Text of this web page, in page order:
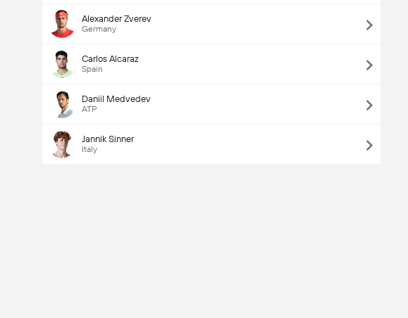
Alexander Zverev
Germany
Carlos Alcaraz
Spain
Daniil Medvedev
ATP
Jannik Sinner
Italy